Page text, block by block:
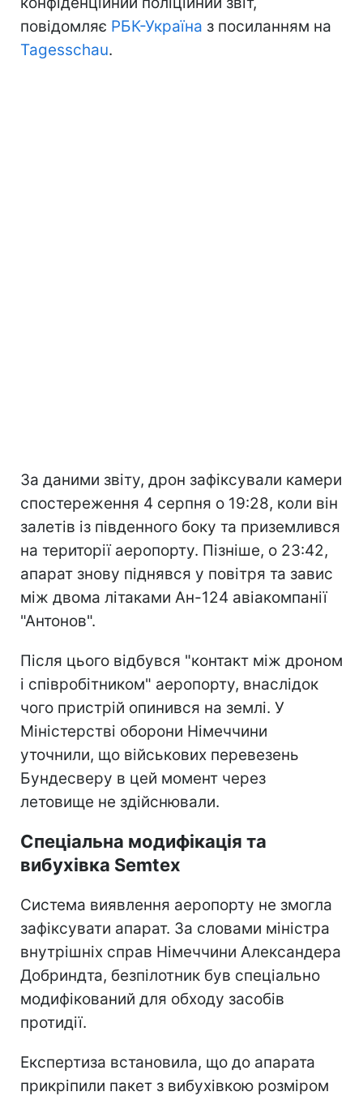
повідомляє РБК-Україна з посиланням на
Tagesschau.
За даними звіту, дрон зафіксували камери
спостереження 4 серпня о 19:28, коли він
залетів із південного боку та приземлився
на території аеропорту. Пізніше, о 23:42,
апарат знову піднявся у повітря та завис
між двома літаками Ан-124 авіакомпанії
"Антонов".
Після цього відбувся "контакт між дроном
і співробітником" аеропорту, внаслідок
чого пристрій опинився на землі. У
Міністерстві оборони Німеччини
уточнили, що військових перевезень
Бундесверу в цей момент через
летовище не здійснювали.
Спеціальна модифікація та
вибухівка Semtex
Система виявлення аеропорту не змогла
зафіксувати апарат. За словами міністра
внутрішніх справ Німеччини Александера
Добриндта, безпілотник був спеціально
модифікований для обходу засобів
протидії.
Експертиза встановила, що до апарата
прикріпили пакет з вибухівкою розміром